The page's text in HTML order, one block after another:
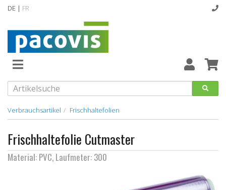
DE | FR
Abverkaufsartikel
Neuheiten
Vollsortiment
Hygiene
Verbrauchsartikel Frischhaltefolien
Frischhaltefolie Cutmaster
Material: PVC, Laufmeter: 300